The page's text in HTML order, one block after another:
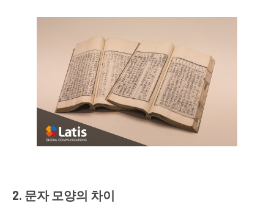
2. 문자 모양의 차이